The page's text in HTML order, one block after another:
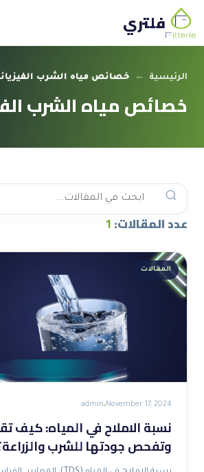
فلتري
الرئيسية ← خصائص مياه الشرب
خصائص مياه الشرب
عدد المقالات:1
المقالات
November 17, 2024
admin
نسبة الاملاح في المياه: كيف
وتفحص جودتها للشرب